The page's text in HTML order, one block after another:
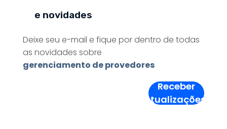
e novidades
Deixe seu e-mail e fique por dentro de todas
as novidades sobre
gerenciamento de provedores
Receber
Atualizações!